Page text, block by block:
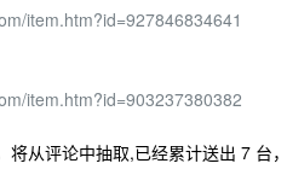
item.htm?id=927846834641
item.htm?id=903237380382
将从评论中抽取,已经累计送出 7 台